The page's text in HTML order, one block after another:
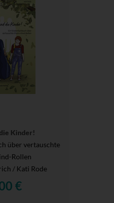
Kinder!
über vertauschte
Rollen
/ Kati Rode
€